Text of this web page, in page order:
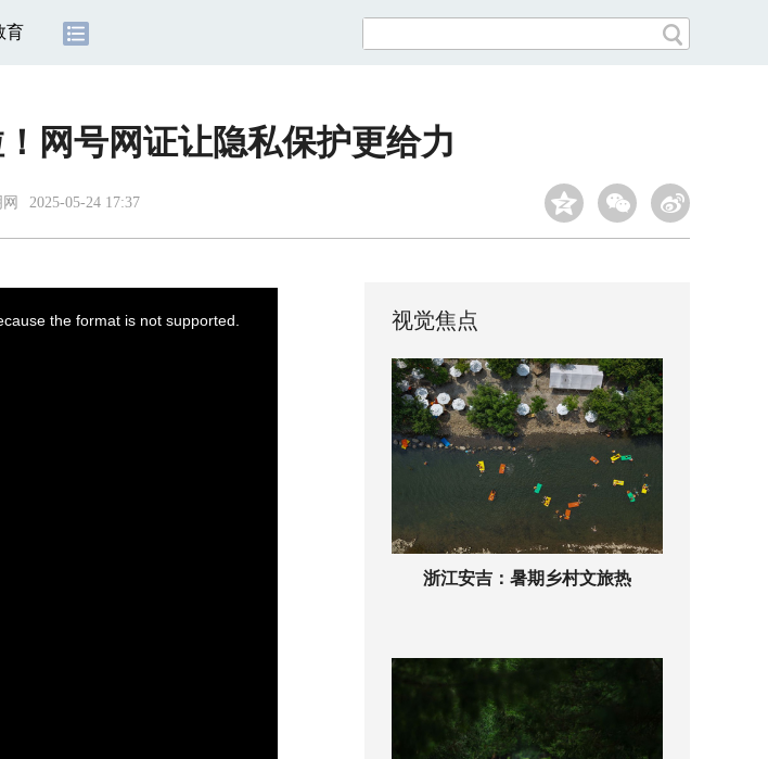
育
网号网证让隐私保护更给力
2025-05-24 17:37
the format is not supported. 视觉焦点
浙江安吉：暑期乡村文旅热